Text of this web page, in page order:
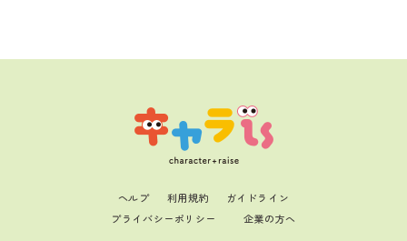
ヘルプ 利用規約
ガイドライン
プライバシーポリシー
企業の方へ